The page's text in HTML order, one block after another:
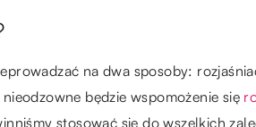
na dwa sposoby:
będzie wspomożenie się
stosować się do wszelkich